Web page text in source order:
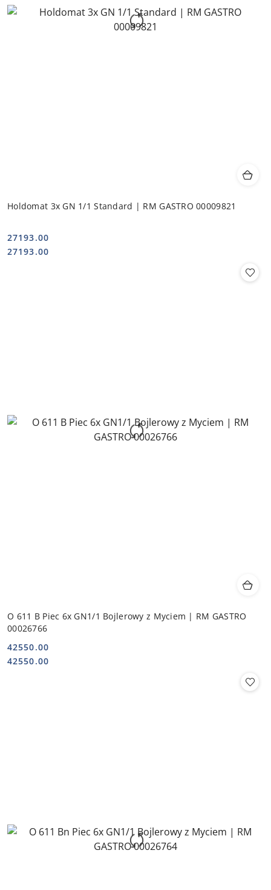
Holdomat 3x GN 1/1 Standard | RM GASTRO 00009821
Cena:
27193.00
Cena:
27193.00
O 611 B Piec 6x GN1/1 Bojlerowy z Myciem | RM GASTRO
00026766
Cena:
42550.00
Cena:
42550.00